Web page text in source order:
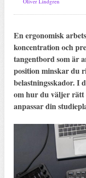
En ergonomisk
koncentration och
tangentbord som är
position minskar du
belastningsskador. I
om hur du väljer rätt
anpassar din